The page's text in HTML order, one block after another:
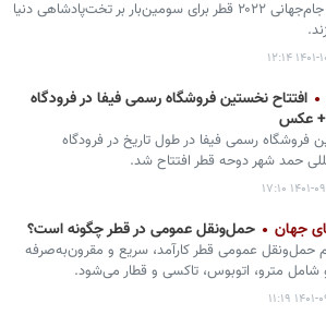
شد در جام‌جهانی ۲۰۲۲ قطر برای سومین‌بار بر تخت‌پادشاهی دنیا
۰۴ ۱۲:۱۴
افتتاح نخستین فروشگاه رسمی فیفا در فرودگاه
+ عکس
فروشگاه رسمی فیفا در طول تاریخ در فرودگاه
حمد شهر دوحه قطر افتتاح شد.
۲۳ ۱۷:۱۰
جهان حمل‌ونقل عمومی در قطر چگونه است؟
عمومی قطر کارآمد، سریع و مقرون‌به‌صرفه
مترو، اتوبوس، تاکسی و قطار می‌شود.
۰۶ ۱۱:۱۹